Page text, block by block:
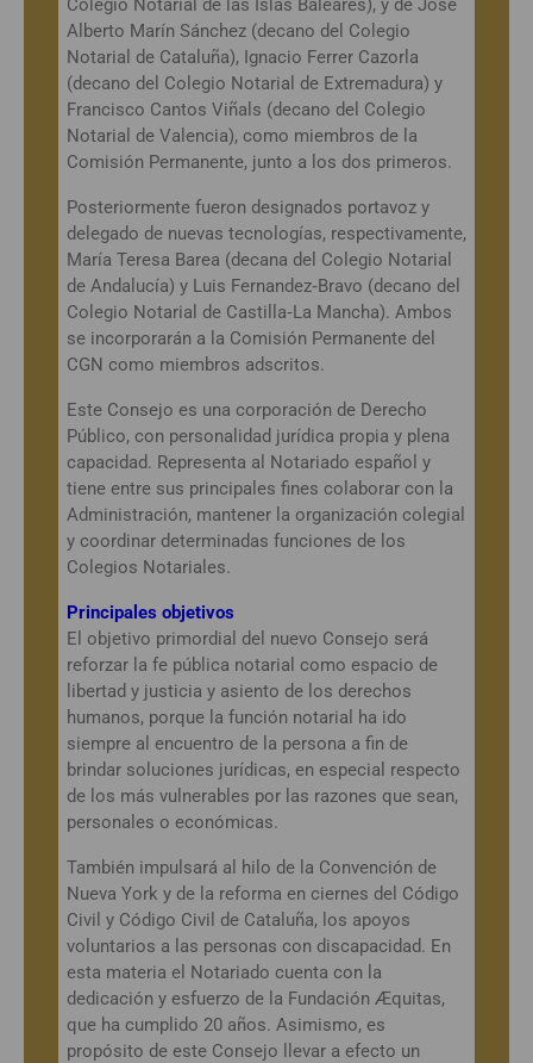
Alberto Marín Sánchez (decano del Colegio
Notarial de Cataluña), Ignacio Ferrer Cazorla
(decano del Colegio Notarial de Extremadura) y
Francisco Cantos Viñals (decano del Colegio
Notarial de Valencia), como miembros de la
Comisión Permanente, junto a los dos primeros.
Posteriormente fueron designados portavoz y
delegado de nuevas tecnologías, respectivamente,
María Teresa Barea (decana del Colegio Notarial
de Andalucía) y Luis Fernandez‐Bravo (decano del
Colegio Notarial de Castilla‐La Mancha). Ambos
se incorporarán a la Comisión Permanente del
CGN como miembros adscritos.
Este Consejo es una corporación de Derecho
Público, con personalidad jurídica propia y plena
capacidad. Representa al Notariado español y
tiene entre sus principales fines colaborar con la
Administración, mantener la organización colegial
y coordinar determinadas funciones de los
Colegios Notariales.
Principales objetivos
El objetivo primordial del nuevo Consejo será
reforzar la fe pública notarial como espacio de
libertad y justicia y asiento de los derechos
humanos, porque la función notarial ha ido
siempre al encuentro de la persona a fin de
brindar soluciones jurídicas, en especial respecto
de los más vulnerables por las razones que sean,
personales o económicas.
También impulsará al hilo de la Convención de
Nueva York y de la reforma en ciernes del Código
Civil y Código Civil de Cataluña, los apoyos
voluntarios a las personas con discapacidad. En
esta materia el Notariado cuenta con la
dedicación y esfuerzo de la Fundación Æquitas,
que ha cumplido 20 años. Asimismo, es
propósito de este Consejo llevar a efecto un